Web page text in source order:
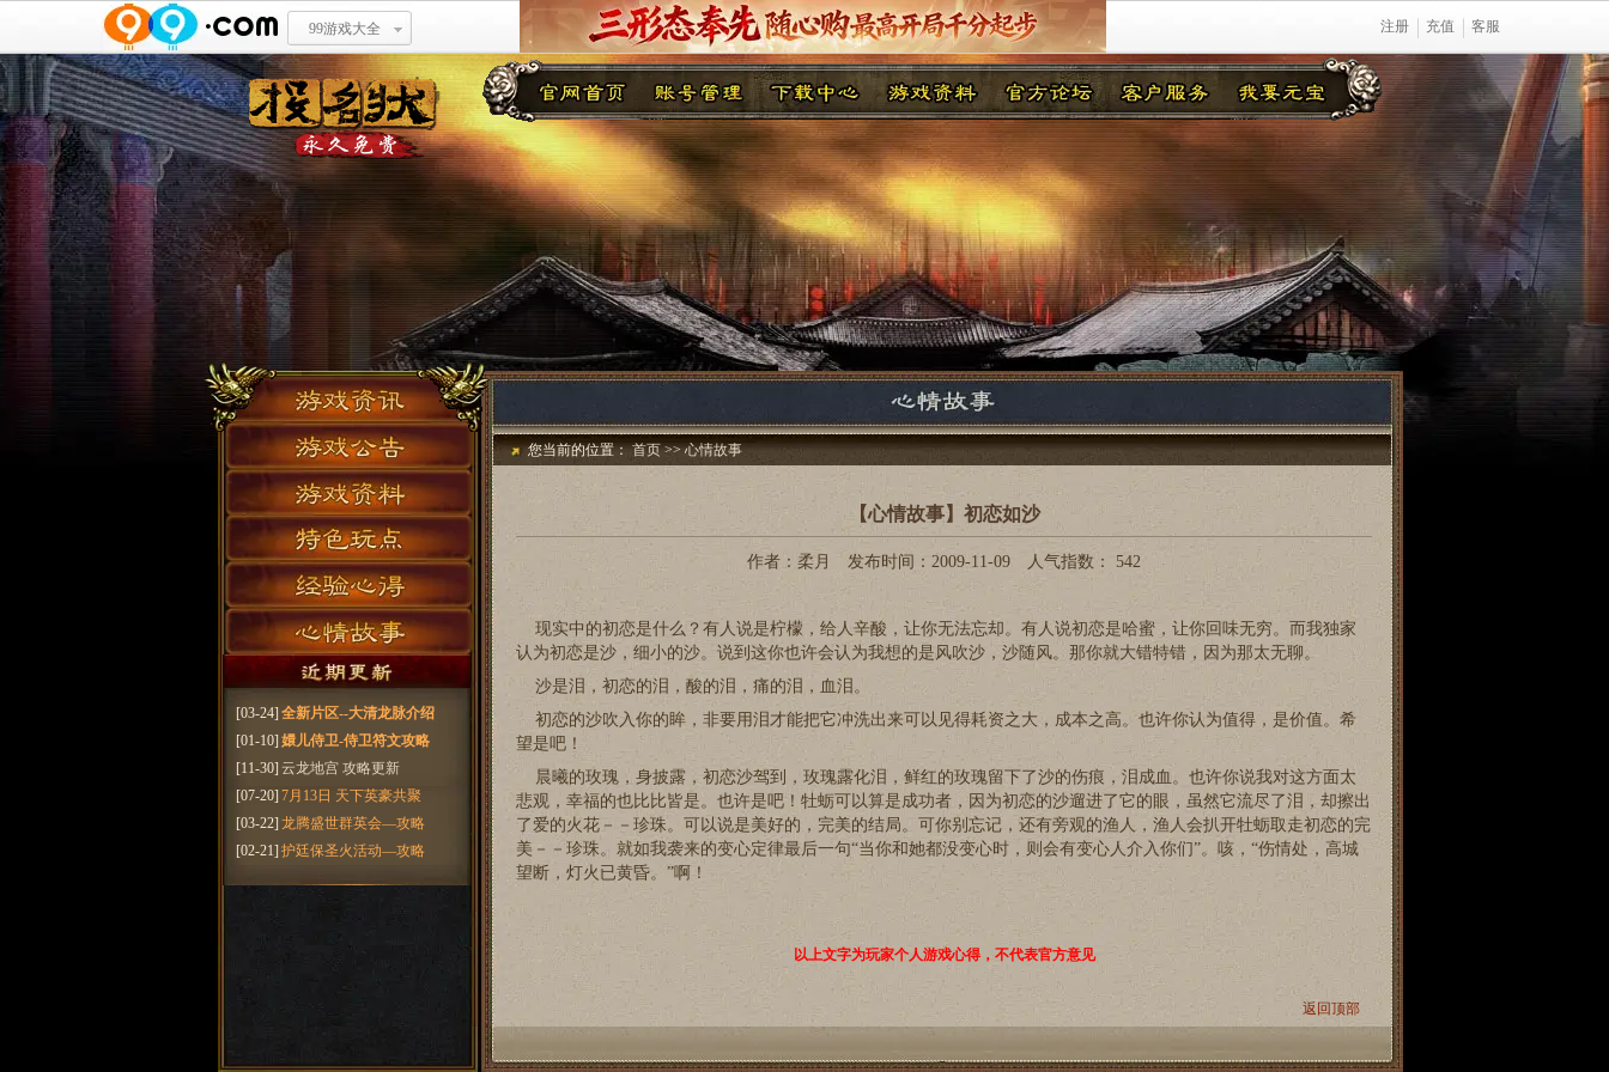
99游戏大全 注册 充值 客服
[03-24] 全新片区--大清龙脉介绍
[01-10] 嬛儿侍卫-侍卫符文攻略
[11-30] 云龙地宫 攻略更新
[07-20] 7月13日 天下英豪共聚
[03-22] 龙腾盛世群英会—攻略
[02-21] 护廷保圣火活动—攻略
您当前的位置：首页>>心情故事
【心情故事】初恋如沙
作者：柔月 发布时间：2009-11-09 人气指数： 542
现实中的初恋是什么？有人说是柠檬，给人辛酸，让你无法忘却。有人说初恋是哈蜜，让你回味无穷。而我独家
认为初恋是沙，细小的沙。说到这你也许会认为我想的是风吹沙，沙随风。那你就大错特错，因为那太无聊。
沙是泪，初恋的泪，酸的泪，痛的泪，血泪。
初恋的沙吹入你的眸，非要用泪才能把它冲洗出来可以见得耗资之大，成本之高。也许你认为值得，是价值。希
望是吧！
晨曦的玫瑰，身披露，初恋沙驾到，玫瑰露化泪，鲜红的玫瑰留下了沙的伤痕，泪成血。也许你说我对这方面太
悲观，幸福的也比比皆是。也许是吧！牡蛎可以算是成功者，因为初恋的沙遛进了它的眼，虽然它流尽了泪，却擦出
了爱的火花－－珍珠。可以说是美好的，完美的结局。可你别忘记，还有旁观的渔人，渔人会扒开牡蛎取走初恋的完
美－－珍珠。就如我袭来的变心定律最后一句“当你和她都没变心时，则会有变心人介入你们”。咳，“伤情处，高城
望断，灯火已黄昏。”啊！
以上文字为玩家个人游戏心得，不代表官方意见
返回顶部